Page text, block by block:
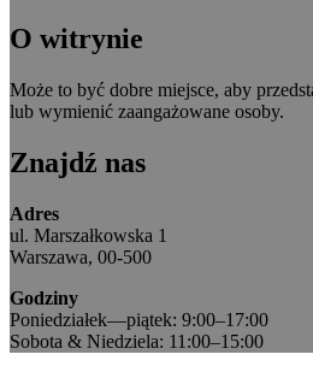
O witrynie
Może to być dobre miejsce, aby
lub wymienić zaangażowane osoby.
Znajdź nas
Adres
ul. Marszałkowska 1
Warszawa, 00-500
Godziny
Poniedziałek—piątek: 9:00–17:00
Sobota & Niedziela: 11:00–15:00